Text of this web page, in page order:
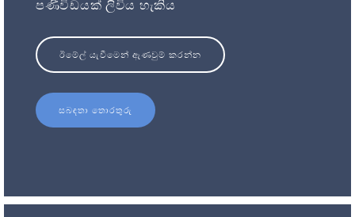
පණිවිඩයක් ලිවිය හැකිය
ඊමේල් යැවීමෙන් ඇණවුම් කරන්න
සබඳතා තොරතුරු